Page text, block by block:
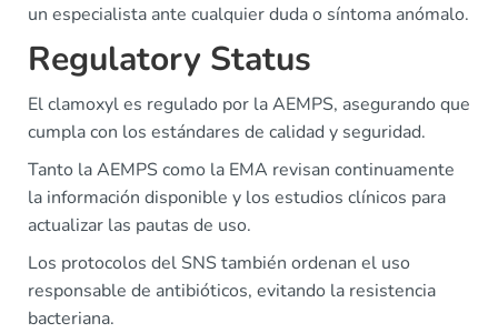
un especialista ante cualquier duda o síntoma anómalo.
Regulatory Status
El clamoxyl es regulado por la AEMPS, asegurando que
cumpla con los estándares de calidad y seguridad.
Tanto la AEMPS como la EMA revisan continuamente
la información disponible y los estudios clínicos para
actualizar las pautas de uso.
Los protocolos del SNS también ordenan el uso
responsable de antibióticos, evitando la resistencia
bacteriana.